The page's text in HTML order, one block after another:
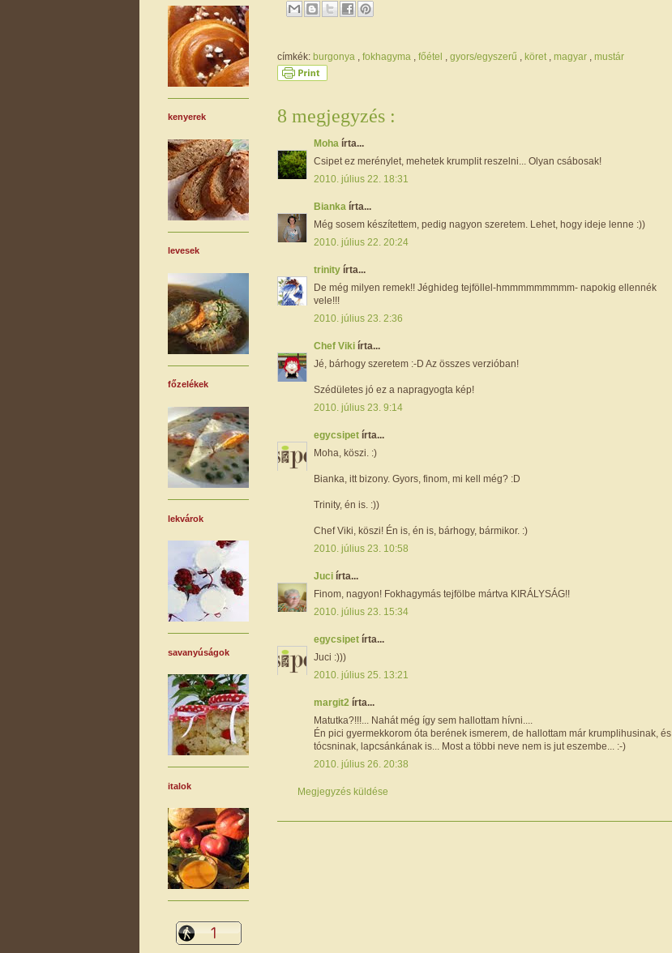
címkék: burgonya fokhagyma főétel gyors/egyszerű köret magyar mustár
8 megjegyzés :
Moha írta...
Csipet ez merénylet, mehetek krumplit reszelni... Olyan csábosak!
2010. július 22. 18:31
Bianka írta...
Még sosem készítettem, pedig nagyon szeretem. Lehet, hogy ideje lenne :))
2010. július 22. 20:24
trinity írta...
De még milyen remek!! Jéghideg tejföllel-hmmmmmmmmm- napokig ellennék
vele!!!
2010. július 23. 2:36
Chef Viki írta...
Jé, bárhogy szeretem :-D Az összes verzióban!
Szédületes jó ez a napragyogta kép!
2010. július 23. 9:14
egycsipet írta...
Moha, köszi. :)
Bianka, itt bizony. Gyors, finom, mi kell még? :D
Trinity, én is. :))
Chef Viki, köszi! Én is, én is, bárhogy, bármikor. :)
2010. július 23. 10:58
Juci írta...
Finom, nagyon! Fokhagymás tejfölbe mártva KIRÁLYSÁG!!
2010. július 23. 15:34
egycsipet írta...
Juci :)))
2010. július 25. 13:21
margit2 írta...
Matutka?!!!... Nahát még így sem hallottam hívni....
Én pici gyermekkorom óta berének ismerem, de hallottam már krumplihusinak, és
tócsninak, lapcsánkának is... Most a többi neve nem is jut eszembe... :-)
2010. július 26. 20:38
Megjegyzés küldése
kenyerek
levesek
főzelékek
lekvárok
savanyúságok
italok